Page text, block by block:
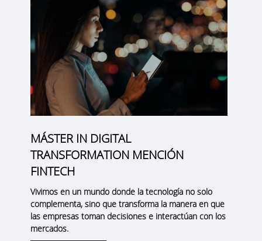
MÁSTER IN DIGITAL
TRANSFORMATION MENCIÓN
FINTECH
Vivimos en un mundo donde la tecnología no solo
complementa, sino que transforma la manera en que
las empresas toman decisiones e interactúan con los
mercados.